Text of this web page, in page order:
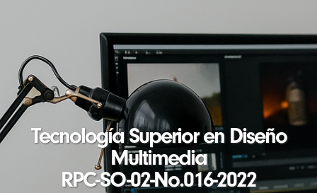
Tecnología Superior en Diseño
Multimedia
RPC-SO-02-No.016-2022